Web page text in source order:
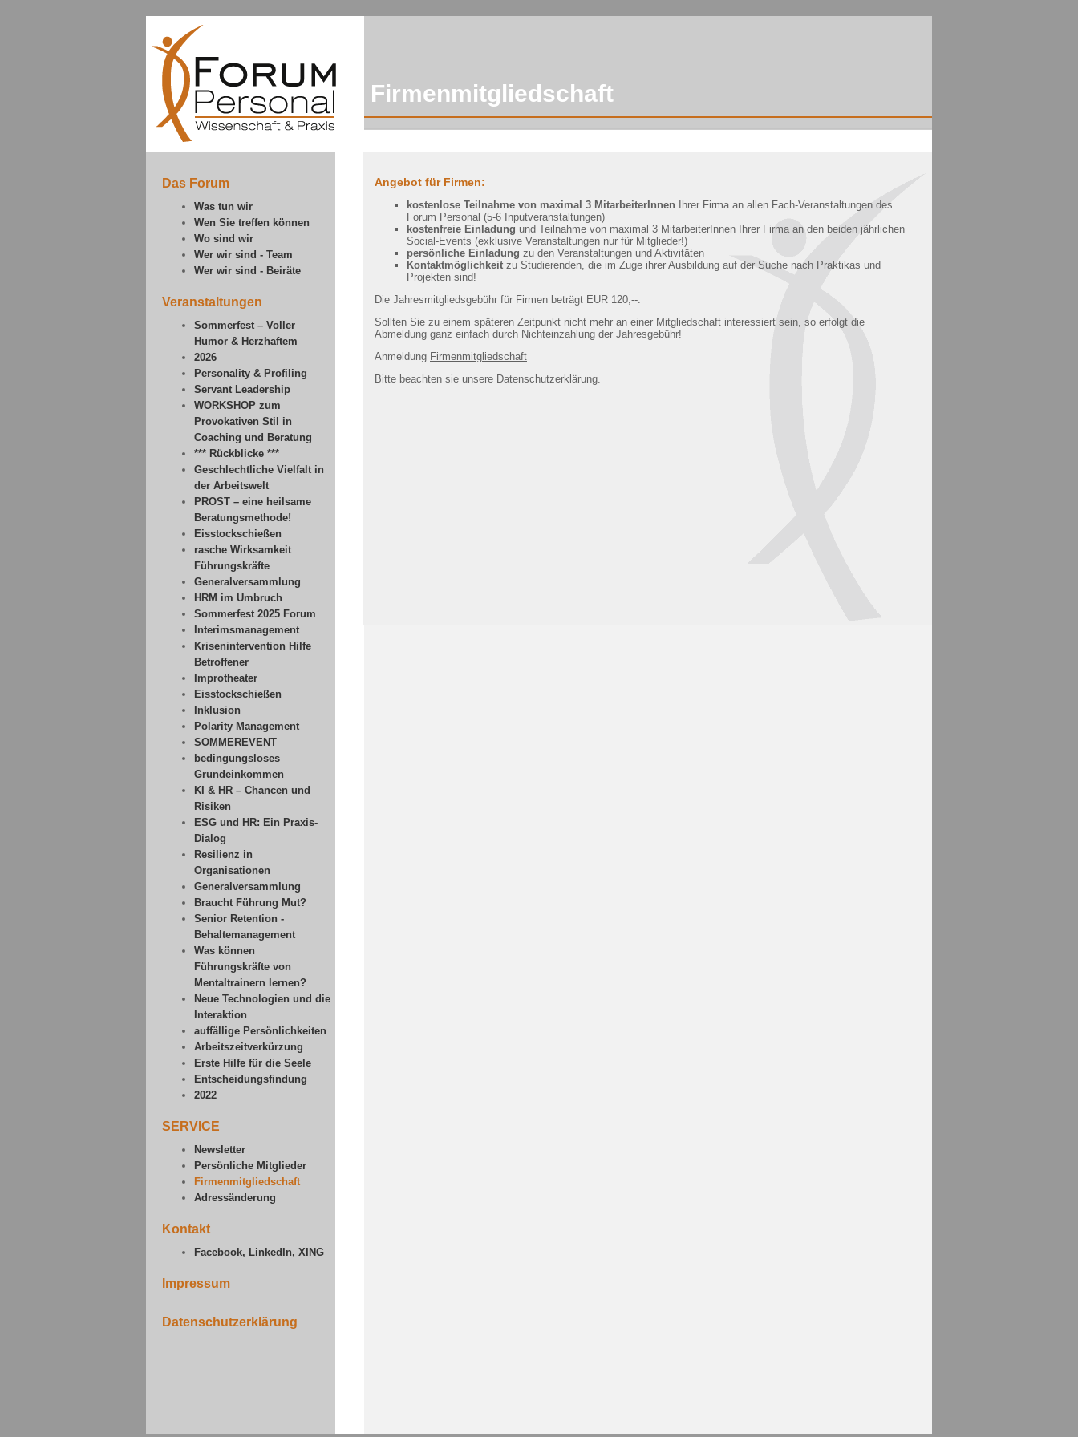
Das Forum
Was tun wir
Wen Sie treffen können
Wo sind wir
Wer wir sind - Team
Wer wir sind - Beiräte
Veranstaltungen
Sommerfest – Voller
Humor & Herzhaftem
2026
Personality & Profiling
Servant Leadership
WORKSHOP zum
Provokativen Stil in
Coaching und Beratung
*** Rückblicke ***
Geschlechtliche Vielfalt in
der Arbeitswelt
PROST – eine heilsame
Beratungsmethode!
Eisstockschießen
rasche Wirksamkeit
Führungskräfte
Generalversammlung
HRM im Umbruch
Sommerfest 2025 Forum
Interimsmanagement
Krisenintervention Hilfe
Betroffener
Improtheater
Eisstockschießen
Inklusion
Polarity Management
SOMMEREVENT
bedingungsloses
Grundeinkommen
KI & HR – Chancen und
Risiken
ESG und HR: Ein Praxis-
Dialog
Resilienz in
Organisationen
Generalversammlung
Braucht Führung Mut?
Senior Retention -
Behaltemanagement
Was können
Führungskräfte von
Mentaltrainern lernen?
Neue Technologien und die
Interaktion
auffällige Persönlichkeiten
Arbeitszeitverkürzung
Erste Hilfe für die Seele
Entscheidungsfindung
2022
SERVICE
Newsletter
Persönliche Mitglieder
Firmenmitgliedschaft
Adressänderung
Kontakt
Facebook, LinkedIn, XING
Impressum
Datenschutzerklärung
Firmenmitgliedschaft
Angebot für Firmen:
kostenlose Teilnahme von maximal 3 MitarbeiterInnen
Ihrer Firma an allen Fach-Veranstaltungen des
Forum Personal (5-6 Inputveranstaltungen)
kostenfreie Einladung und Teilnahme von maximal 3 MitarbeiterInnen Ihrer Firma an den beiden jährlichen
Social-Events (exklusive Veranstaltungen nur für Mitglieder!)
persönliche Einladung zu den Veranstaltungen und Aktivitäten
Kontaktmöglichkeit zu Studierenden, die im Zuge ihrer Ausbildung auf der Suche nach Praktikas und
Projekten sind!
Die Jahresmitgliedsgebühr für Firmen beträgt EUR 120,--.
Sollten Sie zu einem späteren Zeitpunkt nicht mehr an einer Mitgliedschaft interessiert sein, so erfolgt die
Abmeldung ganz einfach durch Nichteinzahlung der Jahresgebühr!
Anmeldung Firmenmitgliedschaft
Bitte beachten sie unsere Datenschutzerklärung.